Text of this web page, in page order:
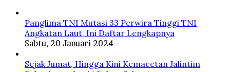
Panglima TNI Mutasi 33 Perwira Tinggi TNI
Angkatan Laut, Ini Daftar Lengkapnya
Sabtu, 20 Januari 2024
Sejak Jumat, Hingga Kini Kemacetan Jalintim